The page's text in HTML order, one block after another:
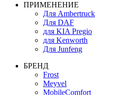
ПРИМЕНЕНИЕ
Для Ambertruck
Для DAF
для KIA Pregio
для Kenworth
Для Junfeng
БРЕНД
Frost
Meyvel
MobileComfort